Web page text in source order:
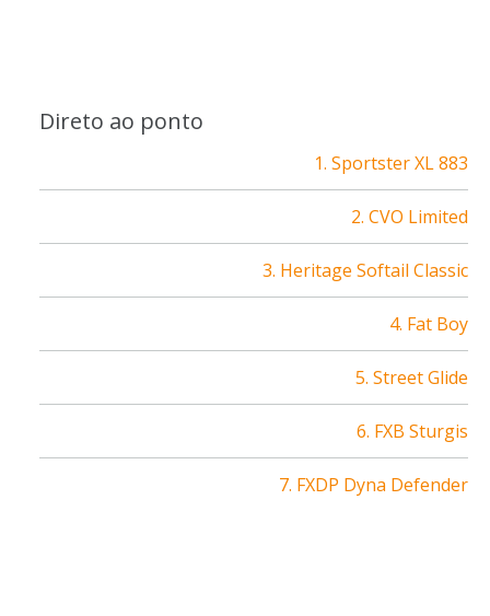
Direto ao ponto
1. Sportster XL 883
2. CVO Limited
3. Heritage Softail Classic
4. Fat Boy
5. Street Glide
6. FXB Sturgis
7. FXDP Dyna Defender